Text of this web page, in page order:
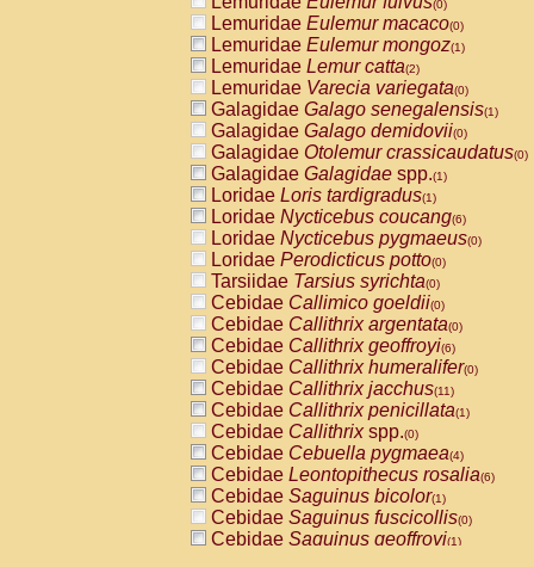
(0)
Lemuridae Eulemur macaco(0)
Lemuridae Eulemur mongoz(1)
Lemuridae Lemur catta(2)
Lemuridae Varecia variegata(0)
Galagidae Galago senegalensis(1)
Galagidae Galago demidovii(0)
Galagidae Otolemur crassicaudatus(0)
Galagidae Galagidae spp.(1)
Loridae Loris tardigradus(1)
Loridae Nycticebus coucang(6)
Loridae Nycticebus pygmaeus(0)
Loridae Perodicticus potto(0)
Tarsiidae Tarsius syrichta(0)
Cebidae Callimico goeldii(0)
Cebidae Callithrix argentata(0)
Cebidae Callithrix geoffroyi(6)
Cebidae Callithrix humeralifer(0)
Cebidae Callithrix jacchus(11)
Cebidae Callithrix penicillata(1)
Cebidae Callithrixspp.(0)
Cebidae Cebuella pygmaea(4)
Cebidae Leontopithecus rosalia(6)
Cebidae Saguinus bicolor(1)
Cebidae Saguinus fuscicollis(0)
Cebidae Saguinus geoffroyi(1)